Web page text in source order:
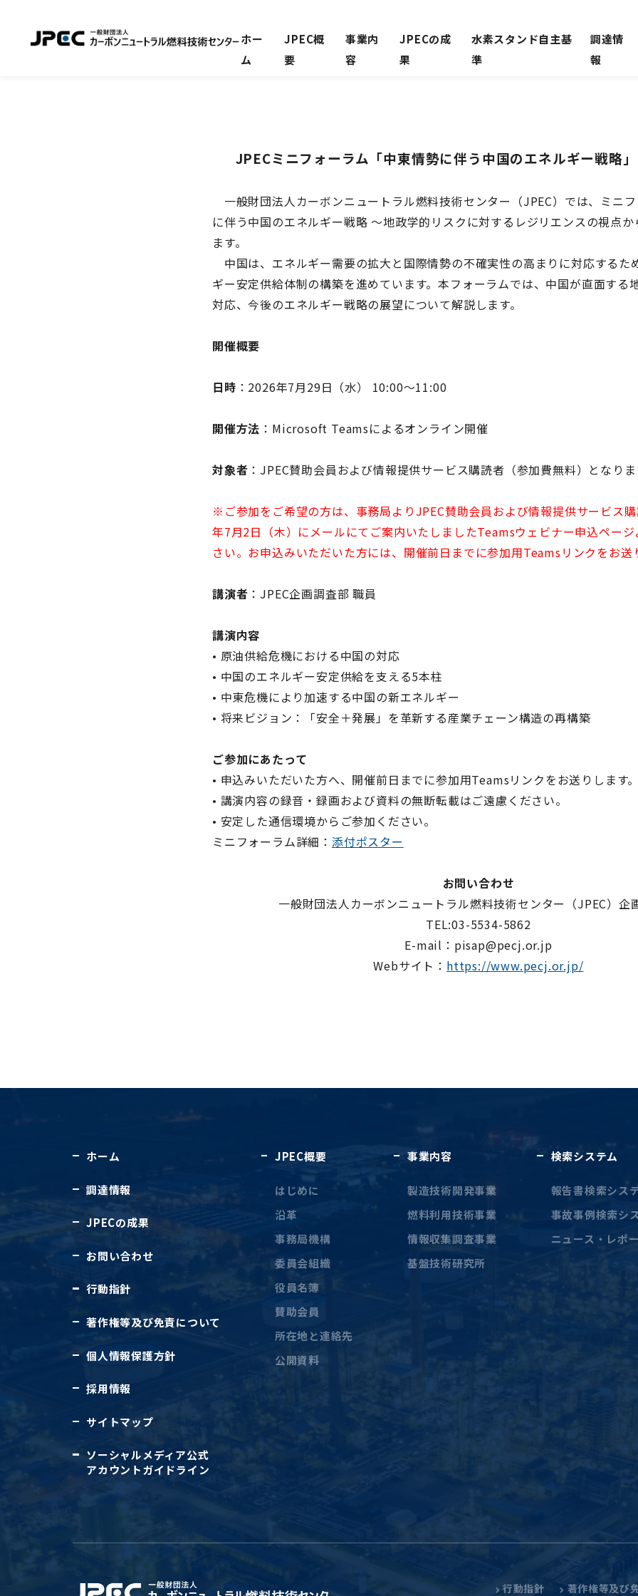
ホー
ム
JPEC概
要
事業内
容
JPECの成
果
水素スタンド自主基
準
調達情
報
JPECミニフォーラム「中東情勢に伴う中国のエネルギー戦略
一般財団法人カーボンニュートラル燃料技術センター（JPEC）では、ミニ
に伴う中国のエネルギー戦略 ～地政学的リスクに対するレジリエンスの視点
ます。
中国は、エネルギー需要の拡大と国際情勢の不確実性の高まりに対応するた
ギー安定供給体制の構築を進めています。本フォーラムでは、中国が直面する
対応、今後のエネルギー戦略の展望について解説します。
開催概要
日時 ：2026年7月29日（水） 10:00～11:00
開催方法 ：Microsoft Teamsによるオンライン開催
対象者 ：JPEC賛助会員および情報提供サービス購読者（参加費無料）となりま
※ご参加をご希望の方は、事務局よりJPEC賛助会員および情報提供サービス
年7月2日（木）にメールにてご案内いたしましたTeamsウェビナー申込ペー
さい。お申込みいただいた方には、開催前日までに参加用Teamsリンクをお送
講演者 ：JPEC企画調査部 職員
講演内容
• 原油供給危機における中国の対応
• 中国のエネルギー安定供給を支える5本柱
• 中東危機により加速する中国の新エネルギー
• 将来ビジョン：「安全＋発展」を革新する産業チェーン構造の再構築
ご参加にあたって
• 申込みいただいた方へ、開催前日までに参加用Teamsリンクをお送りします。
• 講演内容の録音・録画および資料の無断転載はご遠慮ください。
• 安定した通信環境からご参加ください。
ミニフォーラム詳細：添付ポスター
お問い合わせ
一般財団法人カーボンニュートラル燃料技術センター（JPEC）企
TEL:03-5534-5862
E-mail：pisap@pecj.or.jp
Webサイト： https://www.pecj.or.jp/
ホーム
調達情報
JPECの成果
お問い合わせ
行動指針
著作権等及び免責について
個人情報保護方針
採用情報
サイトマップ
ソーシャルメディア公式
アカウントガイドライン
JPEC概要
はじめに
沿革
事務局機構
委員会組織
役員名簿
賛助会員
所在地と連絡先
公開資料
事業内容
製造技術開発事業
燃料利用技術事業
情報収集調査事業
基盤技術研究所
検索システム
報告書検索シス
事故事例検索シ
ニュース・レポ
行動指針 著作権等及び